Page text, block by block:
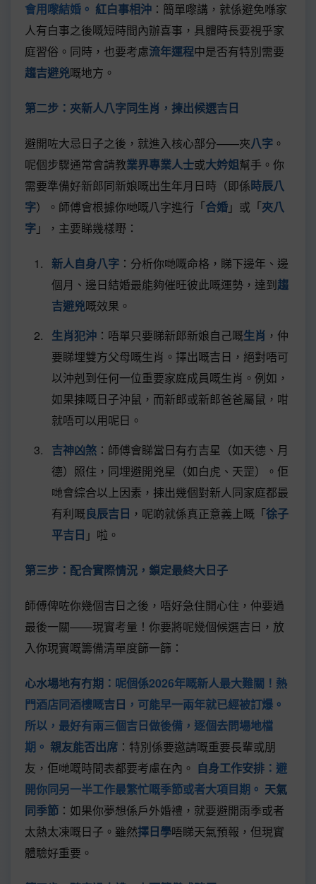
會用嚟結婚。 紅白事相沖 ：簡單嚟講，就係避免喺家
人有白事之後嘅短時間內辦喜事，具體時長要視乎家
庭習俗。同時，也要考慮流年運程中是否有特別需要
趨吉避兇嘅地方。
第二步：夾新人八字同生肖，揀出候選吉日
避開咗大忌日子之後，就進入核心部分——夾八字 。
呢個步驟通常會請教業界專業人士或大妗姐幫手。你
需要準備好新郎同新娘嘅出生年月日時（即係時辰八
字）。師傅會根據你哋嘅八字進行「合婚」或「夾八
字」，主要睇幾樣嘢：
新人自身八字 ：分析你哋嘅命格，睇下邊年、邊
個月、邊日結婚最能夠催旺彼此嘅運勢，達到趨
吉避兇嘅效果。
生肖犯沖 ：唔單只要睇新郎新娘自己嘅生肖 ，仲
要睇埋雙方父母嘅生肖。擇出嘅吉日，絕對唔可
以沖剋到任何一位重要家庭成員嘅生肖。例如，
如果揀嘅日子沖鼠，而新郎或新郎爸爸屬鼠，咁
就唔可以用呢日。
吉神凶煞 ：師傅會睇當日有冇吉星（如天德、月
德）照住，同埋避開兇星（如白虎、天罡）。佢
哋會綜合以上因素，揀出幾個對新人同家庭都最
有利嘅良辰吉日 ，呢啲就係真正意義上嘅「徐子
平吉日 」啦。
第三步：配合實際情況，鎖定最終大日子
師傅俾咗你幾個吉日之後，唔好急住開心住，仲要過
最後一關——現實考量！你要將呢幾個候選吉日，放
入你現實嘅籌備清單度篩一篩：
心水場地有冇期 ：呢個係2026年嘅新人最大難關！熱
門酒店同酒樓嘅吉日 ，可能早一兩年就已經被訂爆。
所以，最好有兩三個吉日做後備，逐個去問場地檔
期。 親友能否出席 ：特別係要邀請嘅重要長輩或朋
友，佢哋嘅時間表都要考慮在內。 自身工作安排 ：避
開你同另一半工作最繁忙嘅季節或者大項目期。 天氣
同季節 ：如果你夢想係戶外婚禮，就要避開雨季或者
太熱太凍嘅日子。雖然擇日學唔睇天氣預報，但現實
體驗好重要。